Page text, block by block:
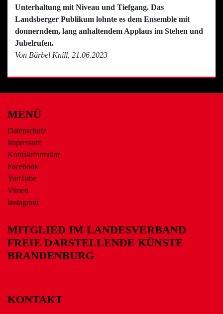
Unterhaltung mit Niveau und Tiefgang. Das
Landsberger Publikum lohnte es dem Ensemble mit
donnerndem, lang anhaltendem Applaus im Stehen und
Jubelrufen.
Von Bärbel Knill, 21.06.2023
MENÜ
Datenschutz
Impressum
Kontaktformular
Facebook
YouTube
Vimeo
Instagram
MITGLIED IM LANDESVERBAND
FREIE DARSTELLENDE KÜNSTE
BRANDENBURG
KONTAKT